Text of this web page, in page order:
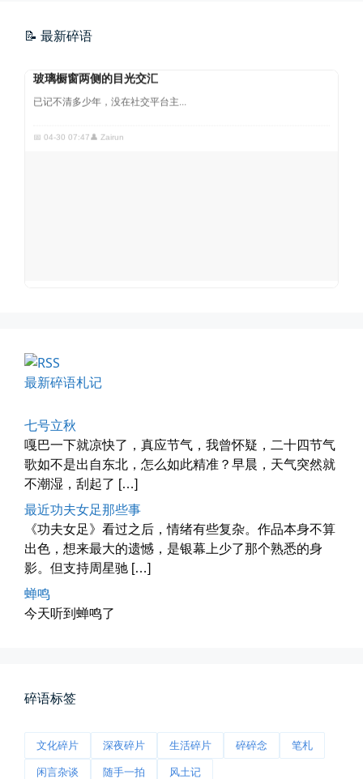
📝 最新碎语
📅 04-30 07:47👤 Zairun
海林街头
黑龙江的空气质量出乎意料地好，...
👤 Zairun
从马化腾模仿ICQ的OICQ时...
最新碎语札记
七号立秋
嘎巴一下就凉快了，真应节气，我曾怀疑，二十四节气
歌如不是出自东北，怎么如此精准？早晨，天气突然就
不潮湿，刮起了 […]
最近功夫女足那些事
《功夫女足》看过之后，情绪有些复杂。作品本身不算
出色，想来最大的遗憾，是银幕上少了那个熟悉的身
影。但支持周星驰 […]
蝉鸣
今天听到蝉鸣了
碎语标签
文化碎片 深夜碎片 生活碎片 碎碎念 笔札
闲言杂谈 随手一拍 风土记